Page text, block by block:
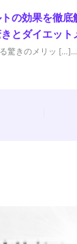
の効果を徹底
とダイエット
驚きのメリッ […]...